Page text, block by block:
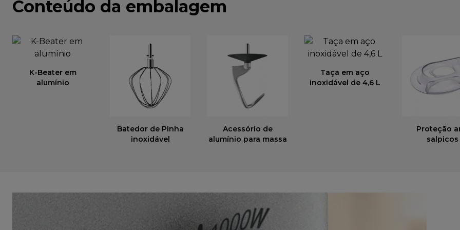
Conteúdo da embalagem
K-Beater em
alumínio
Batedor de Pinha
inoxidável
Acessório de
alumínio para massa
Taça em aço
inoxidável de 4,6 L
Proteção
salpicos